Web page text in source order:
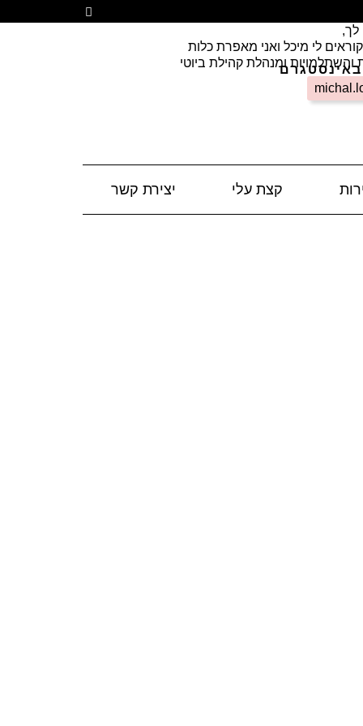
לך,
לי מיכל ואני מאפרת כלות
והשתלמויות ומנהלת קהילת ביוטי
קצת עלי יצירת קשר